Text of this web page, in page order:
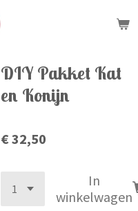
DIY Pakket Kat
en Konijn
€ 32,50
In
winkelwagen